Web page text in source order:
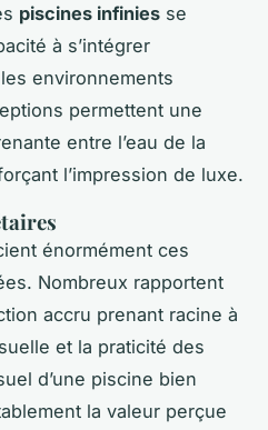
piscines infinies se
à s’intégrer
environnements
permettent une
entre l’eau de la
l’impression de luxe.
énormément ces
Nombreux rapportent
accru prenant racine à
et la praticité des
d’une piscine bien
la valeur perçue